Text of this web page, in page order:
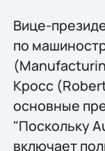
Вице-
по
Кросс
основные
"Поскольку
включает